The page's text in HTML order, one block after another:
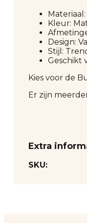
Kleur:
Design:
Stijl:
Geschikt
Kies voor de
Er zijn
Extra
SKU: